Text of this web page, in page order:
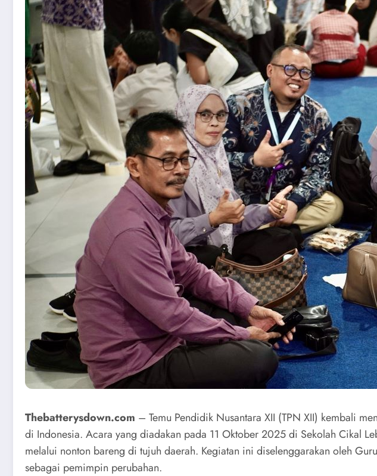
Thebatterysdown.com – Temu Pendidik Nusantara XII (TPN XII) kembali
di Indonesia. Acara yang diadakan pada 11 Oktober 2025 di Sekolah Cikal
melalui nonton bareng di tujuh daerah. Kegiatan ini diselenggarakan oleh
sebagai pemimpin perubahan.